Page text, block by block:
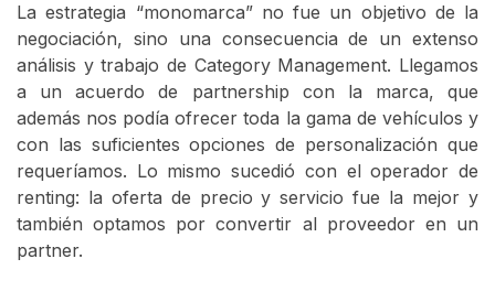
La estrategia “monomarca” no fue un objetivo de la
negociación, sino una consecuencia de un extenso
análisis y trabajo de Category Management. Llegamos
a un acuerdo de partnership con la marca, que
además nos podía ofrecer toda la gama de vehículos y
con las suficientes opciones de personalización que
requeríamos. Lo mismo sucedió con el operador de
renting: la oferta de precio y servicio fue la mejor y
también optamos por convertir al proveedor en un
partner.